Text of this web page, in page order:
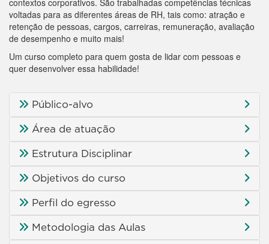
contextos corporativos. São trabalhadas competências técnicas
voltadas para as diferentes áreas de RH, tais como: atração e
retenção de pessoas, cargos, carreiras, remuneração, avaliação
de desempenho e muito mais!
Um curso completo para quem gosta de lidar com pessoas e
quer desenvolver essa habilidade!
Público-alvo
Área de atuação
Estrutura Disciplinar
Objetivos do curso
Perfil do egresso
Metodologia das Aulas